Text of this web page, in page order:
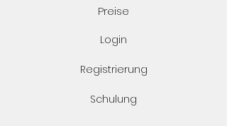
Preise
Login
Registrierung
Schulung